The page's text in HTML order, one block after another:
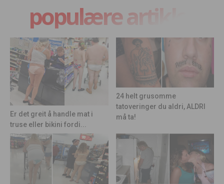
populære artikler
Er det greit å handle mat i
truse eller bikini fordi...
24 helt grusomme
tatoveringer du aldri, ALDRI
må ta!